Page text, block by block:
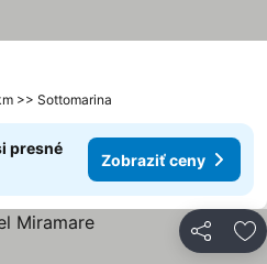
>> Sottomarina
presné
Zobraziť ceny
Zdieľať